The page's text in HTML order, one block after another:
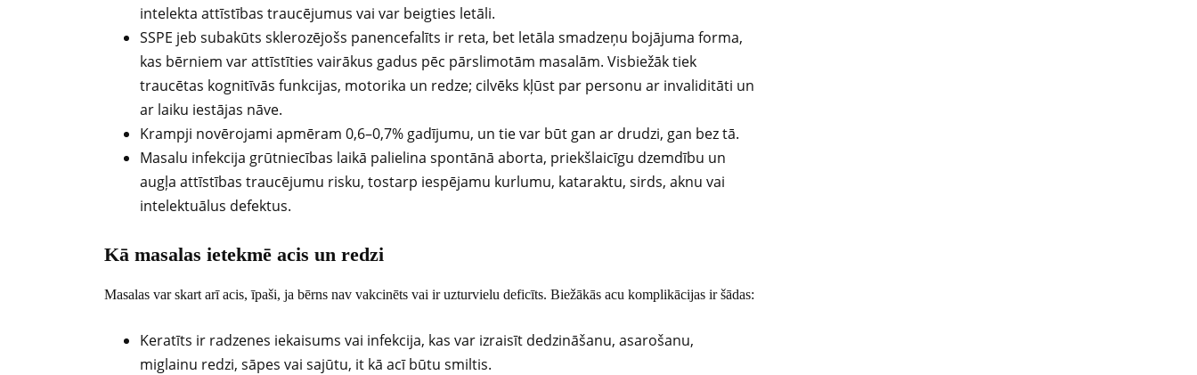
intelekta attīstības traucējumus vai var beigties letāli.
SSPE jeb subakūts sklerozējošs panencefalīts ir reta, bet letāla smadzeņu bojājuma forma,
kas bērniem var attīstīties vairākus gadus pēc pārslimotām masalām. Visbiežāk tiek
traucētas kognitīvās funkcijas, motorika un redze; cilvēks kļūst par personu ar invaliditāti un
ar laiku iestājas nāve.
Krampji novērojami apmēram 0,6–0,7% gadījumu, un tie var būt gan ar drudzi, gan bez tā.
Masalu infekcija grūtniecības laikā palielina spontānā aborta, priekšlaicīgu dzemdību un
augļa attīstības traucējumu risku, tostarp iespējamu kurlumu, kataraktu, sirds, aknu vai
intelektuālus defektus.
Kā masalas ietekmē acis un redzi
Masalas var skart arī acis, īpaši, ja bērns nav vakcinēts vai ir uzturvielu deficīts. Biežākās acu komplikācijas ir šādas:
Keratīts ir radzenes iekaisums vai infekcija, kas var izraisīt dedzināšanu, asarošanu,
miglainu redzi, sāpes vai sajūtu, it kā acī būtu smiltis.